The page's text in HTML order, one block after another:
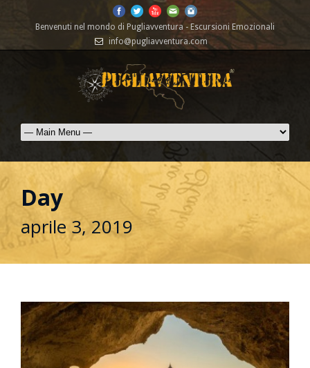
Benvenuti nel mondo di Pugliavventura - Escursioni Emozionali
info@pugliavventura.com
Day
aprile 3, 2019